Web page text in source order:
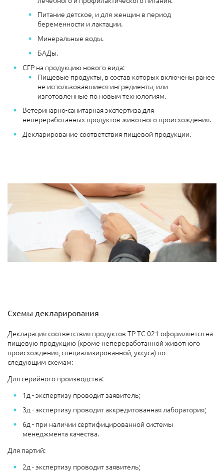
Питание детское, и для женщин в период
беременности и лактации.
Минеральные воды.
БАДы.
СГР на продукцию нового вида:
Пищевые продукты, в состав которых включены ранее
не использовавшиеся ингредиенты, или
изготовленные по новым технологиям.
Ветеринарно-санитарная экспертиза для
непереработанных продуктов животного происхождения.
Декларирование соответствия пищевой продукции.
Схемы декларирования
Декларация соответствия продуктов ТР ТС 021 оформляется на
пищевую продукцию (кроме непереработанной животного
происхождения, специализированной, уксуса) по
следующим схемам:
Для серийного производства:
1д - экспертизу проводит заявитель;
3д - экспертизу проводит аккредитованная лаборатория;
6д - при наличии сертифицированной системы
менеджмента качества.
Для партий:
2д - экспертизу проводит заявитель;